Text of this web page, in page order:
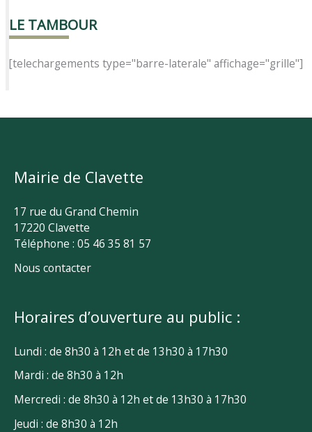
LE TAMBOUR
[telechargements type="barre-laterale" affichage="grille"]
Mairie de Clavette
17 rue du Grand Chemin
17220 Clavette
Téléphone : 05 46 35 81 57
Nous contacter
Horaires d’ouverture au public :
Lundi : de 8h30 à 12h et de 13h30 à 17h30
Mardi : de 8h30 à 12h
Mercredi : de 8h30 à 12h et de 13h30 à 17h30
Jeudi : de 8h30 à 12h